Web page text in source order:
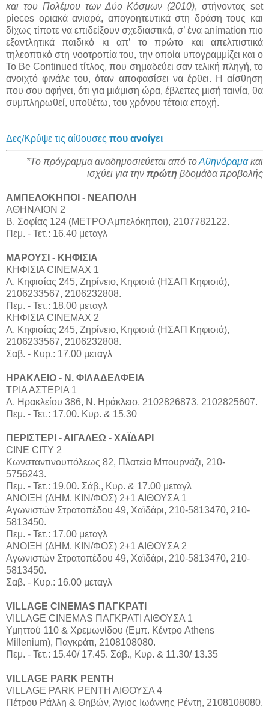
και του Πολέμου των Δύο Κόσμων (2010), στήνοντας set
pieces οριακά ανιαρά, απογοητευτικά στη δράση τους και
δίχως τίποτε να επιδείξουν σχεδιαστικά, σ’ ένα animation πιο
εξαντλητικά παιδικό κι απ’ το πρώτο και απελπιστικά
τηλεοπτικό στη νοοτροπία του, την οποία υπογραμμίζει και ο
To Be Continued τίτλος, που σημαδεύει σαν τελική πληγή, το
ανοιχτό φινάλε του, όταν αποφασίσει να έρθει. Η αίσθηση
που σου αφήνει, ότι για μιάμιση ώρα, έβλεπες μισή ταινία, θα
συμπληρωθεί, υποθέτω, του χρόνου τέτοια εποχή.
Δες/Κρύψε τις αίθουσες που ανοίγει
*Το πρόγραμμα αναδημοσιεύεται από τοΑθηνόραμακαι
ισχύει για την πρώτη βδομάδα προβολής
ΑΜΠΕΛΟΚΗΠΟΙ - ΝΕΑΠΟΛΗ
ΑΘΗΝΑΙΟΝ 2
Β. Σοφίας 124 (ΜΕΤΡΟ Αμπελόκηποι), 2107782122.
Πεμ. - Τετ.: 16.40 μεταγλ
ΜΑΡΟΥΣΙ - ΚHΦΙΣΙΑ
ΚΗΦΙΣΙΑ CINEMAX 1
Λ. Κηφισίας 245, Ζηρίνειο, Κηφισιά (ΗΣΑΠ Κηφισιά),
2106233567, 2106232808.
Πεμ. - Τετ.: 18.00 μεταγλ
ΚΗΦΙΣΙΑ CINEMAX 2
Λ. Κηφισίας 245, Ζηρίνειο, Κηφισιά (ΗΣΑΠ Κηφισιά),
2106233567, 2106232808.
Σαβ. - Κυρ.: 17.00 μεταγλ
ΗΡΑΚΛΕΙΟ - Ν. ΦΙΛΑΔΕΛΦΕΙΑ
ΤΡΙΑ ΑΣΤΕΡΙΑ 1
Λ. Ηρακλείου 386, Ν. Ηράκλειο, 2102826873, 2102825607.
Πεμ. - Τετ.: 17.00. Κυρ. & 15.30
ΠΕΡΙΣΤΕΡΙ - ΑΙΓΑΛΕΩ - ΧΑΪΔΑΡΙ
CINE CITY 2
Κωνσταντινουπόλεως 82, Πλατεία Μπουρνάζι, 210-
5756243.
Πεμ. - Τετ.: 19.00. Σάβ., Κυρ. & 17.00 μεταγλ
ΑΝΟΙΞΗ (ΔΗΜ. ΚΙΝ/ΦΟΣ) 2+1 ΑΙΘΟΥΣΑ 1
Αγωνιστών Στρατοπέδου 49, Χαϊδάρι, 210-5813470, 210-
5813450.
Πεμ. - Τετ.: 17.00 μεταγλ
ΑΝΟΙΞΗ (ΔΗΜ. ΚΙΝ/ΦΟΣ) 2+1 ΑΙΘΟΥΣΑ 2
Αγωνιστών Στρατοπέδου 49, Χαϊδάρι, 210-5813470, 210-
5813450.
Σαβ. - Κυρ.: 16.00 μεταγλ
VILLAGE CINEMAS ΠΑΓΚΡΑΤΙ
VILLAGE CINEMAS ΠΑΓΚΡΑΤΙ ΑΙΘΟΥΣΑ 1
Υμηττού 110 & Χρεμωνίδου (Εμπ. Κέντρο Athens
Millenium), Παγκράτι, 2108108080.
Πεμ. - Τετ.: 15.40/ 17.45. Σάβ., Κυρ. & 11.30/ 13.35
VILLAGE PARK ΡΕΝΤΗ
VILLAGE PARK ΡΕΝΤΗ ΑΙΘΟΥΣΑ 4
Πέτρου Ράλλη & Θηβών, Άγιος Ιωάννης Ρέντη, 2108108080.